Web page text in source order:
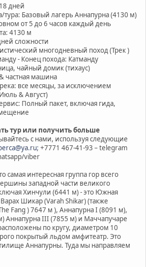
дней
тура: Базовый лагерь Аннапурна (4130 м)
от 5 до 6 часов каждый день
4130 м
сложности
многодневный поход (Трек )
- Конец похода: Катманду
чайный домик (тихаус)
частная машина
все месяцы, за исключением
& Август)
Полный пакет, включая гида,
тур или получить больше
с нами, используя следующие
; +7771 467-41-93 – telegram
viber
самая интересная группа гор всего
западной части великого
Хинчули (6441 м) - это Южная
Шикар (Varah Shikar) (также
Fang ) 7647 м ), Аннапурна I (8091 м),
Аннапурна III (7855 м) и Маччапучаре
по кругу, диаметром 10
покрытый льдом амфитеатр. Это
Аннапурны. Туда мы направляем